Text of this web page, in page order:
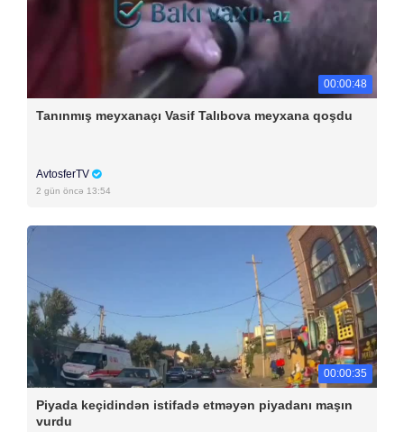
00:00:48
Tanınmış meyxanaçı Vasif Talıbova meyxana qoşdu
AvtosferTV
2 gün öncə 13:54
00:00:35
Piyada keçidindən istifadə etməyən piyadanı maşın
vurdu